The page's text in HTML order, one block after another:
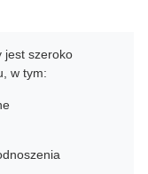
jest szeroko
w tym: